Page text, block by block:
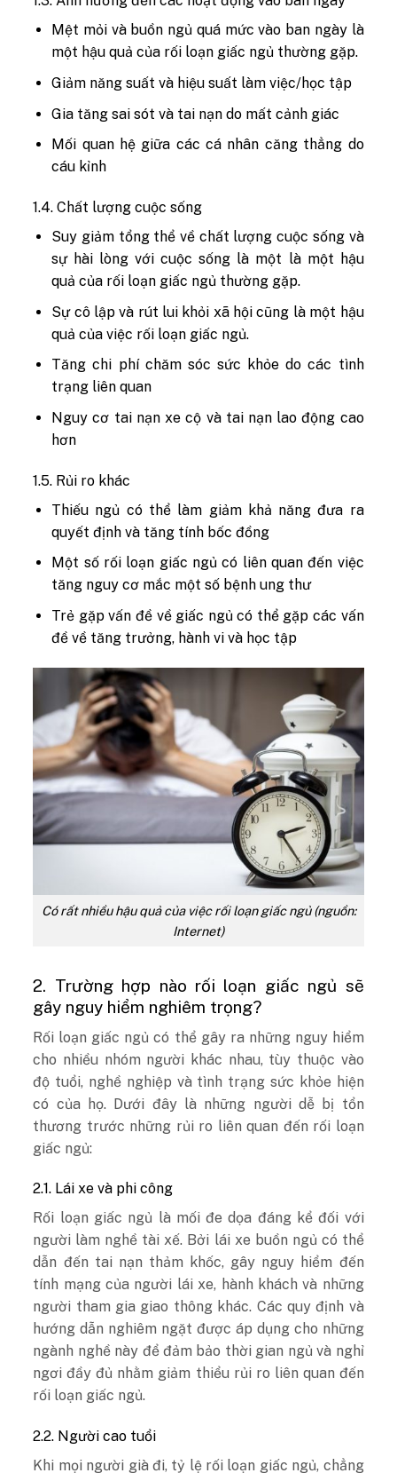
Mệt mỏi và buồn ngủ quá mức vào ban ngày là
một hậu quả của rối loạn giấc ngủ thường gặp.
Giảm năng suất và hiệu suất làm việc/học tập
Gia tăng sai sót và tai nạn do mất cảnh giác
Mối quan hệ giữa các cá nhân căng thẳng do
cáu kỉnh
1.4. Chất lượng cuộc sống
Suy giảm tổng thể về chất lượng cuộc sống và
sự hài lòng với cuộc sống là một là một hậu
quả của rối loạn giấc ngủ thường gặp.
Sự cô lập và rút lui khỏi xã hội cũng là một hậu
quả của việc rối loạn giấc ngủ.
Tăng chi phí chăm sóc sức khỏe do các tình
trạng liên quan
Nguy cơ tai nạn xe cộ và tai nạn lao động cao
hơn
1.5. Rủi ro khác
Thiếu ngủ có thể làm giảm khả năng đưa ra
quyết định và tăng tính bốc đồng
Một số rối loạn giấc ngủ có liên quan đến việc
tăng nguy cơ mắc một số bệnh ung thư
Trẻ gặp vấn đề về giấc ngủ có thể gặp các vấn
đề về tăng trưởng, hành vi và học tập
Có rất nhiều hậu quả của việc rối loạn giấc ngủ (nguồn:
Internet)
2. Trường hợp nào rối loạn giấc ngủ sẽ
gây nguy hiểm nghiêm trọng?
Rối loạn giấc ngủ có thể gây ra những nguy hiểm
cho nhiều nhóm người khác nhau, tùy thuộc vào
độ tuổi, nghề nghiệp và tình trạng sức khỏe hiện
có của họ. Dưới đây là những người dễ bị tổn
thương trước những rủi ro liên quan đến rối loạn
giấc ngủ:
2.1. Lái xe và phi công
Rối loạn giấc ngủ là mối đe dọa đáng kể đối với
người làm nghề tài xế. Bởi lái xe buồn ngủ có thể
dẫn đến tai nạn thảm khốc, gây nguy hiểm đến
tính mạng của người lái xe, hành khách và những
người tham gia giao thông khác. Các quy định và
hướng dẫn nghiêm ngặt được áp dụng cho những
ngành nghề này để đảm bảo thời gian ngủ và nghỉ
ngơi đầy đủ nhằm giảm thiểu rủi ro liên quan đến
rối loạn giấc ngủ.
2.2. Người cao tuổi
Khi mọi người già đi, tỷ lệ rối loạn giấc ngủ, chẳng